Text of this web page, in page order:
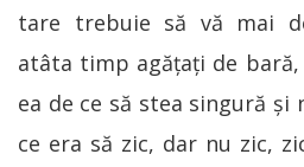
tare trebuie să vă mai
atâta timp agățați de
ea de ce să stea singură și
ce era să zic, dar nu zic,